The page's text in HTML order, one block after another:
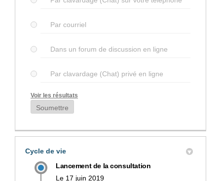
Par courriel
Dans un forum de discussion en ligne
Par clavardage (Chat) privé en ligne
Voir les résultats
Soumettre
Cycle de vie
Lancement de la consultation
Le 17 juin 2019